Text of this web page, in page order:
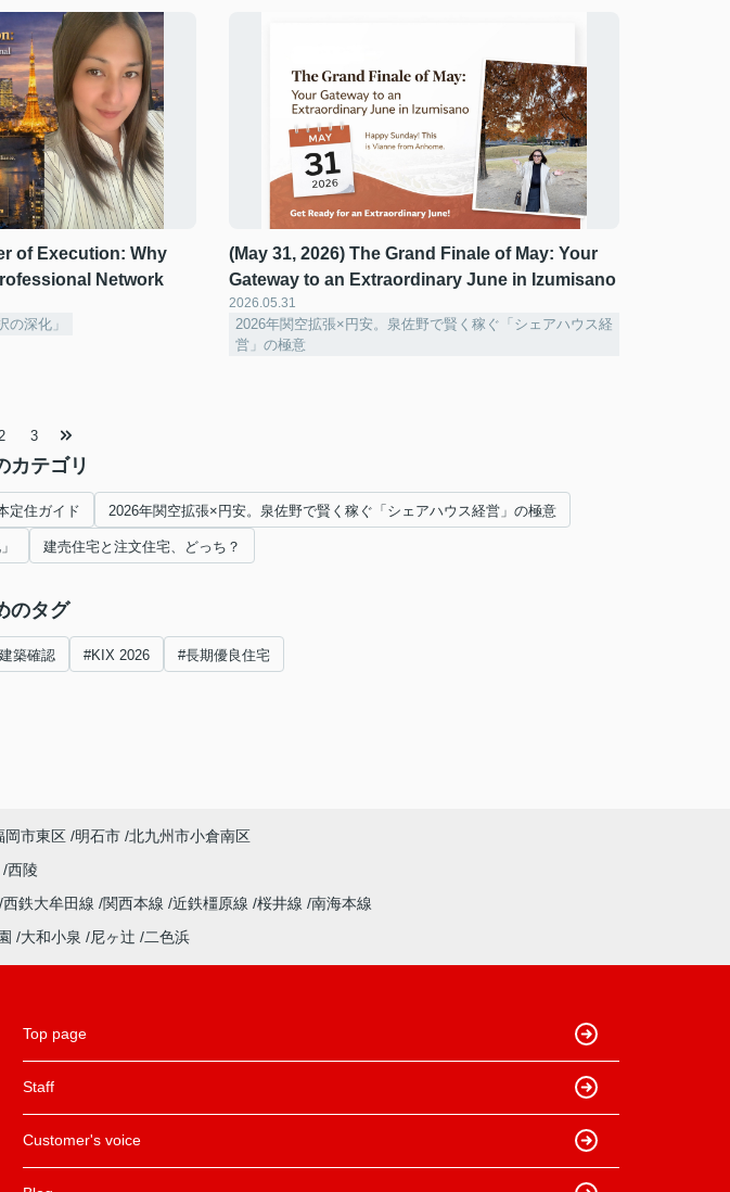
of Execution: Why
Network
の深化」
(May 31, 2026) The Grand Finale of May: Your
Gateway to an Extraordinary June in Izumisano
2026.05.31
2026年関空拡張×円安。泉佐野で賢く稼ぐ「シェアハウス経
営」の極意
2 3
カテゴリ
定住ガイド 2026年関空拡張×円安。泉佐野で賢く稼ぐ「シェアハウス経営」の極意
建売住宅と注文住宅、どっち？
のタグ
築確認 #KIX 2026 #長期優良住宅
岡市東区 明石市 北九州市小倉南区
西陵
西鉄大牟田線 関西本線 近鉄橿原線 桜井線 南海本線
大和小泉 尼ヶ辻 二色浜
Top page
Staff
Customer's voice